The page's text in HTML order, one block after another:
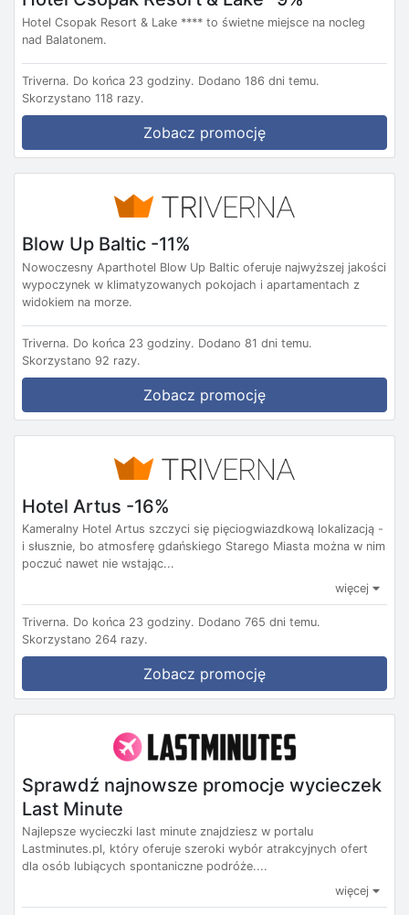
Hotel Csopak Resort & Lake **** to świetne miejsce na nocleg
nad Balatonem.
Triverna. Do końca 23 godziny. Dodano 186 dni temu.
Skorzystano 118 razy.
Zobacz promocję
Blow Up Baltic -11%
Nowoczesny Aparthotel Blow Up Baltic oferuje najwyższej jakości
wypoczynek w klimatyzowanych pokojach i apartamentach z
widokiem na morze.
Triverna. Do końca 23 godziny. Dodano 81 dni temu.
Skorzystano 92 razy.
Zobacz promocję
Hotel Artus -16%
Kameralny Hotel Artus szczyci się pięciogwiazdkową lokalizacją -
i słusznie, bo atmosferę gdańskiego Starego Miasta można w nim
poczuć nawet nie wstając...
więcej
Triverna. Do końca 23 godziny. Dodano 765 dni temu.
Skorzystano 264 razy.
Zobacz promocję
Sprawdź najnowsze promocje wycieczek
Last Minute
Najlepsze wycieczki last minute znajdziesz w portalu
Lastminutes.pl, który oferuje szeroki wybór atrakcyjnych ofert
dla osób lubiących spontaniczne podróże....
więcej